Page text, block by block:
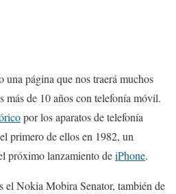
una página que nos traerá muchos
más de 10 años con telefonía móvil.
por los aparatos de telefonía
primero de ellos en 1982, un
próximo lanzamiento deiPhone.
el Nokia Mobira Senator, también de